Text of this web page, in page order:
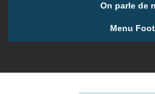
On parle de
Menu